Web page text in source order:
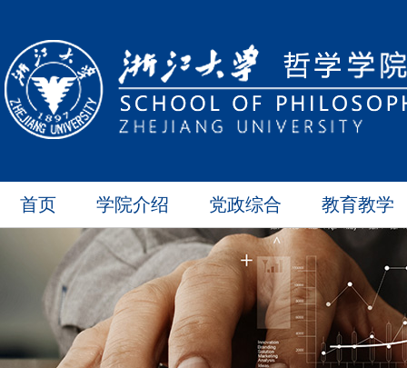
首页 学院介绍 党政综合 教育教学